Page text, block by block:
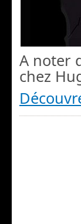
A noter
chez